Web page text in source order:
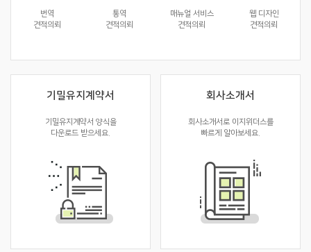
번역
견적의뢰
통역
견적의뢰
매뉴얼 서비스
견적의뢰
웹 디자인
견적의뢰
기밀유지계약서
기밀유지계약서 양식을
다운로드 받으세요.
회사소개서
회사소개서로 이지위더스를
빠르게 알아보세요.